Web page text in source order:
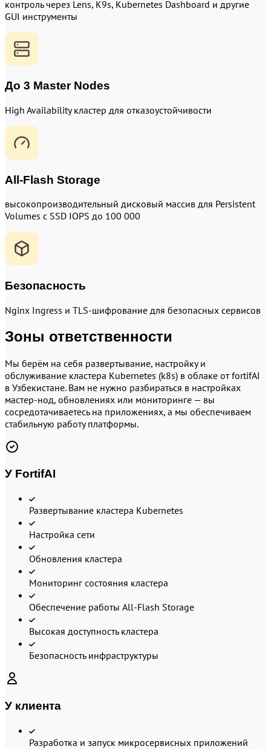
контроль через Lens, K9s, Kubernetes Dashboard и другие
GUI инструменты
До 3 Master Nodes
High Availability кластер для отказоустойчивости
All-Flash Storage
высокопроизводительный дисковый массив для Persistent
Volumes с SSD IOPS до 100 000
Безопасность
Nginx Ingress и TLS-шифрование для безопасных сервисов
Зоны ответственности
Мы берём на себя развертывание, настройку и
обслуживание кластера Kubernetes (k8s) в облаке от fortifAI
в Узбекистане. Вам не нужно разбираться в настройках
мастер-нод, обновлениях или мониторинге — вы
сосредотачиваетесь на приложениях, а мы обеспечиваем
стабильную работу платформы.
У FortifAI
Развертывание кластера Kubernetes
Настройка сети
Обновления кластера
Мониторинг состояния кластера
Обеспечение работы All-Flash Storage
Высокая доступность кластера
Безопасность инфраструктуры
У клиента
Разработка и запуск микросервисных приложений